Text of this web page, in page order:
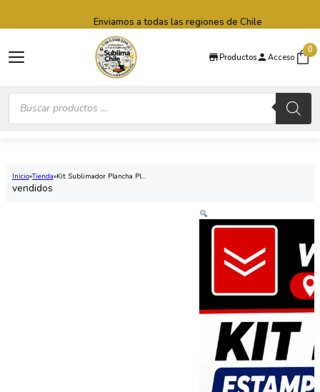
Productos Acceso
0
Búsqueda
productos
Enviamos a todas las regiones de Chile
Inicio Tienda Kit Sublimador Plancha Pl...
vendidos